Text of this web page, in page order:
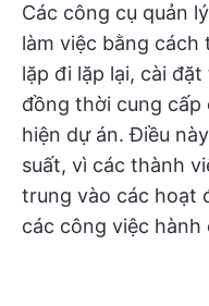
Các công cụ quản
làm việc bằng
lặp đi lặp lại, cài
đồng thời cung
hiện dự án. Điều
suất, vì các thành
trung vào các hoạt
các công việc hành